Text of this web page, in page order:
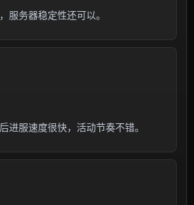
服务器稳定性还可以。
进服速度很快，活动节奏不错。